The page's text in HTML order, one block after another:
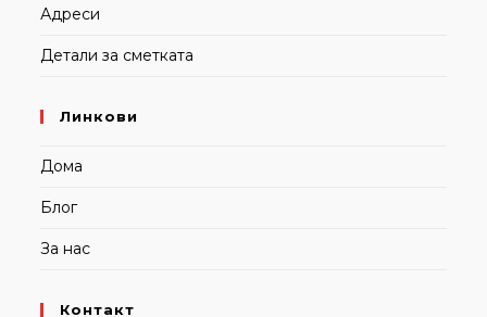
Адреси
Детали за сметката
Линкови
Дома
Блог
За нас
Контакт